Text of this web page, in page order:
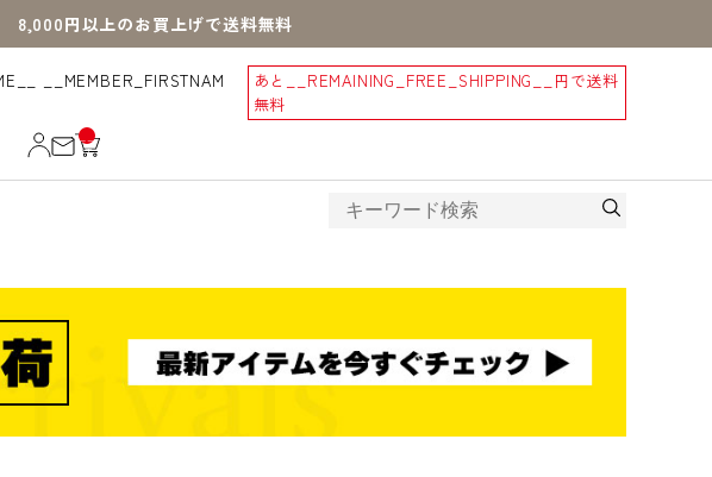
8,000円以上のお買上げで送料無料
__MEMBER_FIRSTNAM
あと __REMAINING_FREE_SHIPPING__
円で送料
無料
__
IT
_C